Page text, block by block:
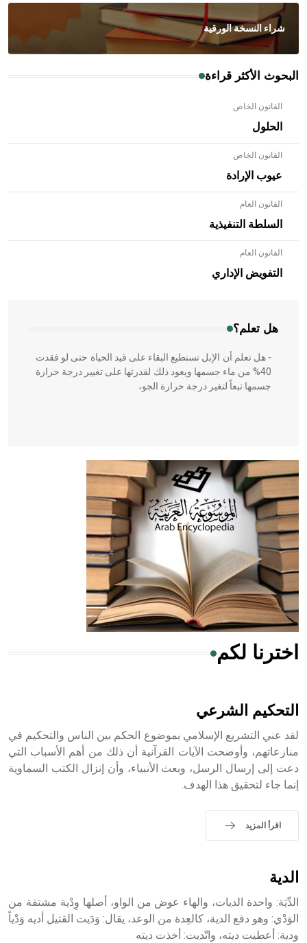
شراء النسخة الورقية
البحوث الأكثر قراءة
القانون الخاص
الحلول
القانون الخاص
عيوب الإرادة
القانون العام
السلطة التنفيذية
القانون العام
التفويض الإداري
هل تعلم؟
- هل تعلم أن الأبلق نوع من الفنون الهندسية التي ارتبطت
بالعمارة الإسلامية في بلاد الشام ومصر خاصة، حيث يحرص
المعمار على بناء مداميكه وخاصة في الواجهات
- هل تعلم أن الإبل تستطيع البقاء على قيد الحياة حتى لو فقدت
40% من ماء جسمها ويعود ذلك لقدرتها على تغيير درجة حرارة
جسمها تبعاً لتغير درجة حرارة الجو،
- هل تعلم أن أبقراط كتب في الطب أربعة مؤلفات هي:
الحكم، الأدلة، تنظيم التغذية، ورسالته في جروح الرأس. ويعود
له الفضل بأنه حرر الطب من الدين والفلسفة.
- هل تعلم أن المرجان إفراز حيواني يتكون في البحر ويتركب
من مادة كربونات الكلسيوم، وهو أحمر أو شديد الحمرة وهو
أجود أنواعه، ويمتاز بكبر الحجم ويسمى الش
هل تعلم أن الأبسيد كلمة فرنسية اللفظ تم اعتمادها مصطلحاً
- هل تعلم أن أبجر Abgar اسم معروف جيداً يعود إلى عدد من
الملوك الذين حكموا مدينة إديسا (الرها) من أبجر الأول وحتى
حيث تقتصر القيمة الصوتية للعلامة الك
اخترنا لكم
التحكيم الشرعي
لقد عني التشريع الإسلامي بموضوع الحكم بين الناس والتحكيم في
منازعاتهم، وأوضحت الآيات القرآنية أن ذلك من أهم الأسباب التي
دعت إلى إرسال الرسل، وبعث الأنبياء، وأن إنزال الكتب السماوية
إنما جاء لتحقيق هذا الهدف.
اقرأ المزيد
الدية
الدِّيَة: واحدة الديات، والهاء عوض من الواو، أصلها وِدْية مشتقة من
الوَدْي: وهو دفع الدية، كالعِدة من الوعد، يقال: وَدَيت القتيل أديه وَدْياً
ودية: أعطيت ديته، واتّديت: أخذت ديته